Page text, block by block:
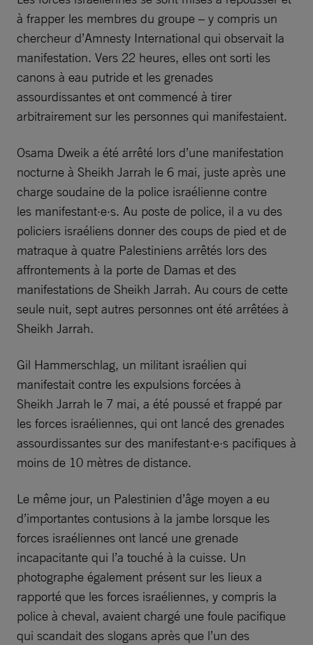
à frapper les membres du groupe – y compris un
chercheur d’Amnesty International qui observait la
manifestation. Vers 22 heures, elles ont sorti les
canons à eau putride et les grenades
assourdissantes et ont commencé à tirer
arbitrairement sur les personnes qui manifestaient.
Osama Dweik a été arrêté lors d’une manifestation
nocturne à Sheikh Jarrah le 6 mai, juste après une
charge soudaine de la police israélienne contre
les manifestant·e·s. Au poste de police, il a vu des
policiers israéliens donner des coups de pied et de
matraque à quatre Palestiniens arrêtés lors des
affrontements à la porte de Damas et des
manifestations de Sheikh Jarrah. Au cours de cette
seule nuit, sept autres personnes ont été arrêtées à
Sheikh Jarrah.
Gil Hammerschlag, un militant israélien qui
manifestait contre les expulsions forcées à
Sheikh Jarrah le 7 mai, a été poussé et frappé par
les forces israéliennes, qui ont lancé des grenades
assourdissantes sur des manifestant·e·s pacifiques à
moins de 10 mètres de distance.
Le même jour, un Palestinien d’âge moyen a eu
d’importantes contusions à la jambe lorsque les
forces israéliennes ont lancé une grenade
incapacitante qui l’a touché à la cuisse. Un
photographe également présent sur les lieux a
rapporté que les forces israéliennes, y compris la
police à cheval, avaient chargé une foule pacifique
qui scandait des slogans après que l’un des